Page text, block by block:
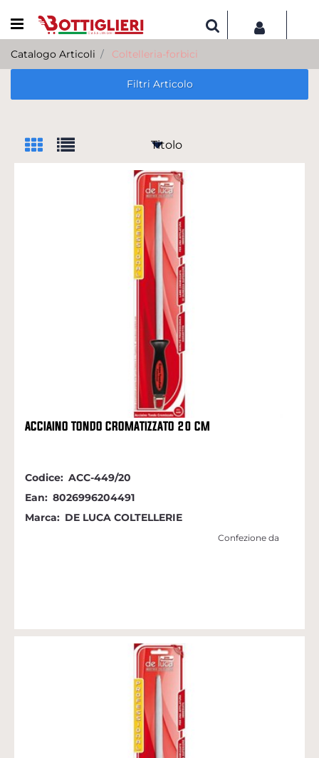
Open menu
Catalogo Articoli Coltelleria-forbici
Filtri Articolo
ACCIAINO TONDO CROMATIZZATO 20 CM
Codice: ACC-449/20
Ean: 8026996204491
Marca: DE LUCA COLTELLERIE
Confezione da